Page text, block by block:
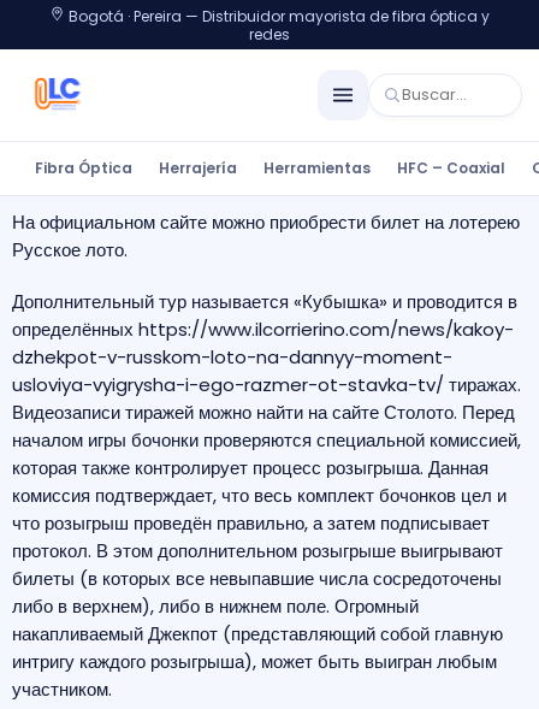
Bogotá · Pereira — Distribuidor mayorista de fibra óptica y
redes
Fibra Óptica Herrajería Herramientas HFC – Coaxial
На официальном сайте можно приобрести билет на лотерею
Русское лото.
Дополнительный тур называется «Кубышка» и проводится в
определённых https://www.ilcorrierino.com/news/kakoy-
dzhekpot-v-russkom-loto-na-dannyy-moment-
usloviya-vyigrysha-i-ego-razmer-ot-stavka-tv/ тиражах.
Видеозаписи тиражей можно найти на сайте Столото. Перед
началом игры бочонки проверяются специальной комиссией,
которая также контролирует процесс розыгрыша. Данная
комиссия подтверждает, что весь комплект бочонков цел и
что розыгрыш проведён правильно, а затем подписывает
протокол. В этом дополнительном розыгрыше выигрывают
билеты (в которых все невыпавшие числа сосредоточены
либо в верхнем), либо в нижнем поле. Огромный
накапливаемый Джекпот (представляющий собой главную
интригу каждого розыгрыша), может быть выигран любым
участником.